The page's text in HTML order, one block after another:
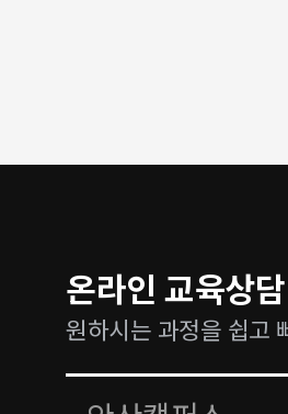
온라인 교육상
원하시는 과정을 쉽고